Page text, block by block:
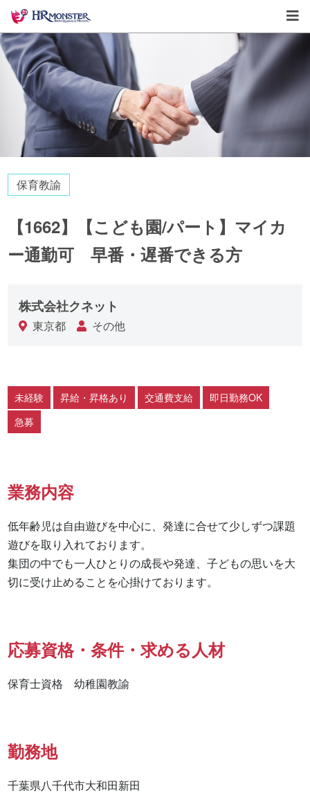
保育教諭
【1662】【こども園/パート】マイカ
ー通勤可 早番・遅番できる方
株式会社クネット
東京都 その他
未経験 昇給・昇格あり 交通費支給
即日勤務OK
急募
業務内容
低年齢児は自由遊びを中心に、発達に合せて少しずつ課題
遊びを取り入れております。
集団の中でも一人ひとりの成長や発達、子どもの思いを大
切に受け止めることを心掛けております。
応募資格・条件・求める人材
保育士資格　幼稚園教諭
勤務地
千葉県八千代市大和田新田